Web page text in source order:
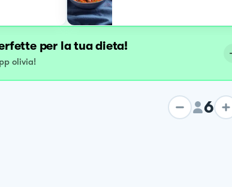
per la tua dieta!
olivia!
6